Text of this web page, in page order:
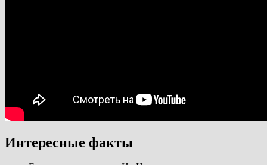
Интересные факты